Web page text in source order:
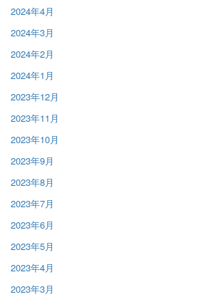
2024年4月
2024年3月
2024年2月
2024年1月
2023年12月
2023年11月
2023年10月
2023年9月
2023年8月
2023年7月
2023年6月
2023年5月
2023年4月
2023年3月